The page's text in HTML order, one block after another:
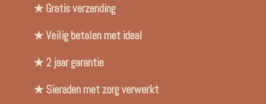
★ Gratis verzending
★ Veilig betalen met ideal
★ 2 jaar garantie
★ Sieraden met zorg verwerkt